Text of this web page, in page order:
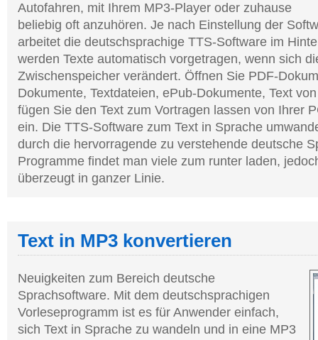
Autofahren, mit Ihrem MP3-Player oder zuhause
beliebig oft anzuhören. Je nach Einstellung der
arbeitet die deutschsprachige TTS-Software im
werden Texte automatisch vorgetragen, wenn sich
Zwischenspeicher verändert. Öffnen Sie PDF-
Dokumente, Textdateien, ePub-Dokumente, Text
fügen Sie den Text zum Vortragen lassen von Ihrer
ein. Die TTS-Software zum Text in Sprache
durch die hervorragende zu verstehende deutsche
Programme findet man viele zum runter laden,
überzeugt in ganzer Linie.
Text in MP3 konvertieren
Neuigkeiten zum Bereich deutsche
Sprachsoftware. Mit dem deutschsprachigen
Vorleseprogramm ist es für Anwender einfach,
sich Text in Sprache zu wandeln und in eine MP3